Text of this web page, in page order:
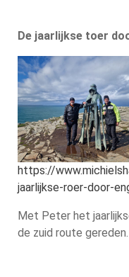
De jaarlijkse toer
https://
jaarlijkse-roer-door-
Met Peter het
de zuid route gereden.